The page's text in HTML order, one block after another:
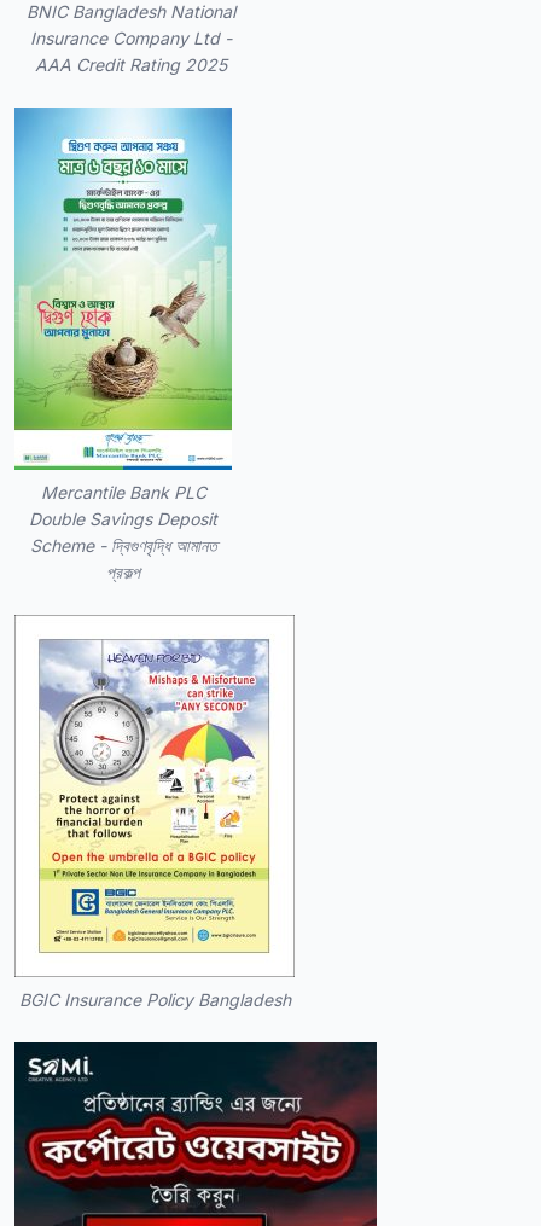
BNIC Bangladesh National
Insurance Company Ltd -
AAA Credit Rating 2025
Mercantile Bank PLC
Double Savings Deposit
Scheme - দ্বিগুণবৃদ্ধি আমানত
প্রকল্প
BGIC Insurance Policy Bangladesh